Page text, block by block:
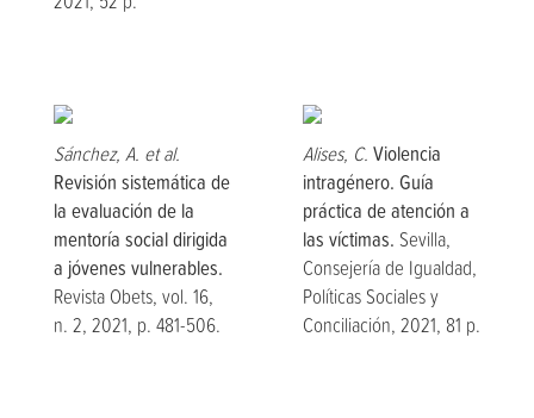
Sánchez, A. et al.
Revisión sistemática de
la evaluación de la
mentoría social dirigida
a jóvenes vulnerables.
Revista Obets, vol. 16,
n. 2, 2021, p. 481-506.
Alises, C.Violencia
intragénero. Guía
práctica de atención a
las víctimas.Sevilla,
Consejería de Igualdad,
Políticas Sociales y
Conciliación, 2021, 81 p.